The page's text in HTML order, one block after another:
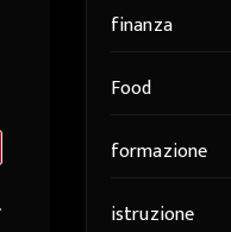
finanza
Food
formazione
istruzione